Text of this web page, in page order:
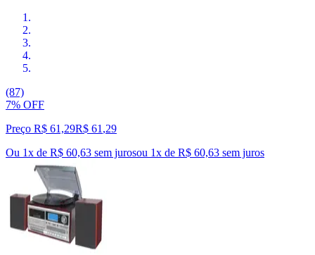
(87)
7% OFF
Preço R$ 61,29R$ 61 ,29
Ou 1x de R$ 60,63 sem jurosou 1x de R$ 60,63 sem juros